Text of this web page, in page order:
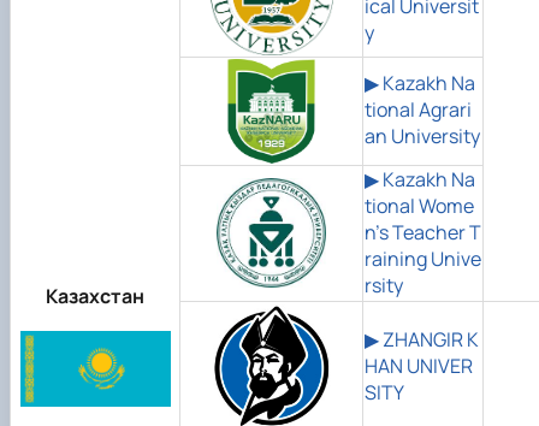
Казахстан
ical Universit
y
▶ Kazakh Na
tional Agrari
an University
▶ Kazakh Na
tional Wome
n's Teacher T
raining Unive
rsity
▶ ZHANGIR K
HAN UNIVER
SITY